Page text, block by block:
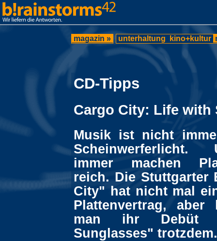
magazin » unterhaltung kino+kultur
CD-Tipps
Cargo City: Life with
Musik ist nicht
immer machen
reich. Die Stuttgarter
City" hat nicht mal
Plattenvertrag, aber
man ihr Debüt
Sunglasses" trotzdem.